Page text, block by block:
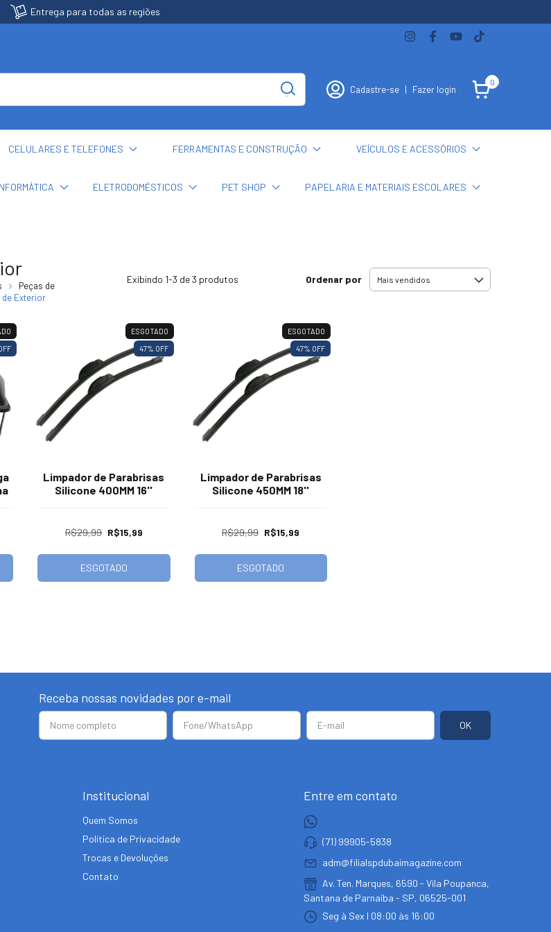
Entrega para todas as regiões
Cadastre-se | Fazer login
0
CELULARES E TELEFONES FERRAMENTAS E CONSTRUÇÃO VEÍCULOS E ACESSÓRIOS
ELETRODOMÉSTICOS PET SHOP PAPELARIA E MATERIAIS ESCOLARES
Peças de
de Exterior
Exibindo 1-3 de 3 produtos Ordenar por
ESGOTADO
47% OFF
Limpador de Parabrisas
Silicone 400MM 16''
R$29,99 R$15,99
ESGOTADO
ESGOTADO
47% OFF
Limpador de Parabrisas
Silicone 450MM 18''
R$29,99 R$15,99
ESGOTADO
Receba nossas novidades por e-mail
Institucional
Quem Somos
Política de Privacidade
Trocas e Devoluções
Contato
Entre em contato
(71) 99905-5838
adm@filialspdubaimagazine.com
Av. Ten. Marques, 6590 - Vila Poupanca,
Santana de Parnaíba - SP, 06525-001
Seg à Sex I 08:00 às 16:00